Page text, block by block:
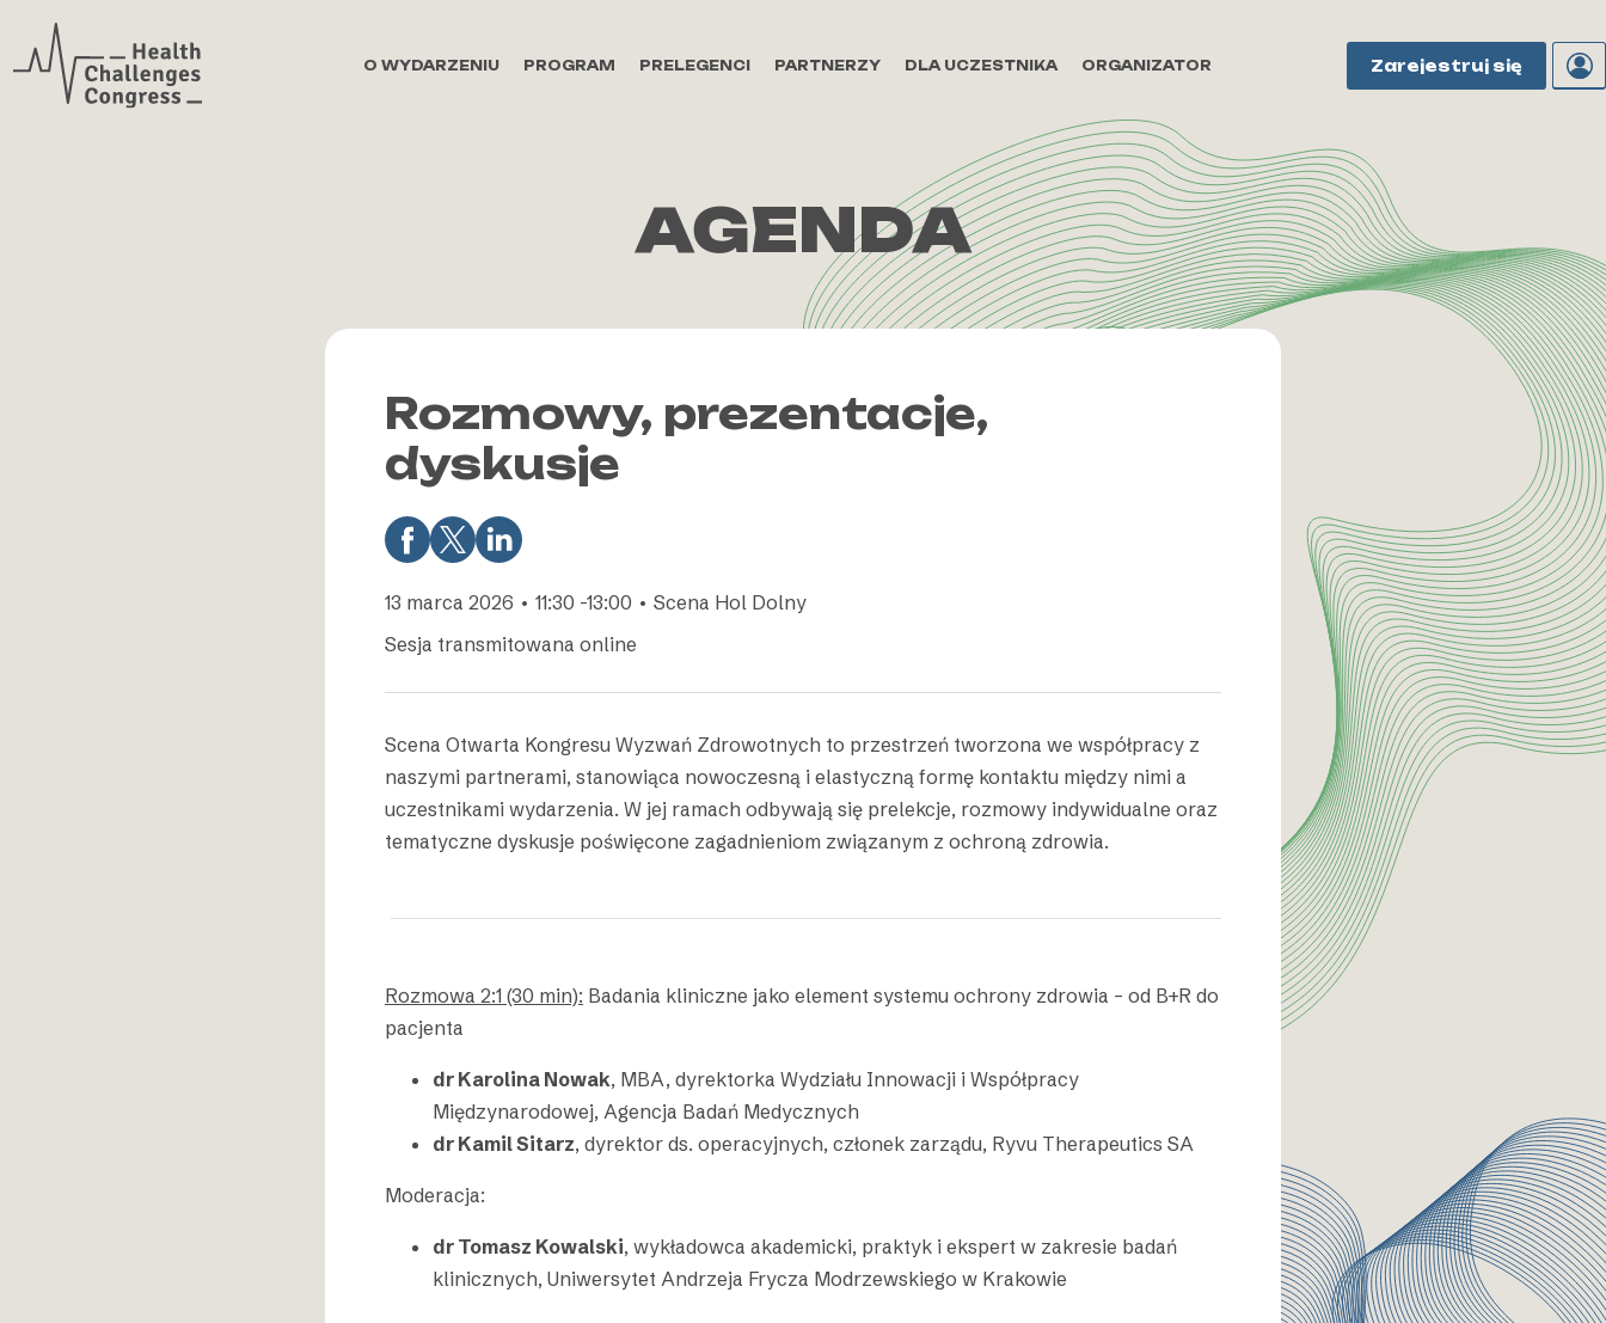
O WYDARZENIU PROGRAM PRELEGENCI PARTNERZY DLA UCZESTNIKA ORGANIZATOR Zarejestruj się
Zaloguj się
AGENDA
Rozmowy, prezentacje,
dyskusje
13 marca 2026 • 11:30 -13:00 • Scena Hol Dolny
Sesja transmitowana online
Scena Otwarta Kongresu Wyzwań Zdrowotnych to przestrzeń tworzona we współpracy z
naszymi partnerami, stanowiąca nowoczesną i elastyczną formę kontaktu między nimi a
uczestnikami wydarzenia. W jej ramach odbywają się prelekcje, rozmowy indywidualne oraz
tematyczne dyskusje poświęcone zagadnieniom związanym z ochroną zdrowia.
Rozmowa 2:1 (30 min): Badania kliniczne jako element systemu ochrony zdrowia – od B+R do
pacjenta
dr Karolina Nowak, MBA, dyrektorka Wydziału Innowacji i Współpracy
Międzynarodowej, Agencja Badań Medycznych
dr Kamil Sitarz, dyrektor ds. operacyjnych, członek zarządu, Ryvu Therapeutics SA
Moderacja:
dr Tomasz Kowalski, wykładowca akademicki, praktyk i ekspert w zakresie badań
klinicznych, Uniwersytet Andrzeja Frycza Modrzewskiego w Krakowie